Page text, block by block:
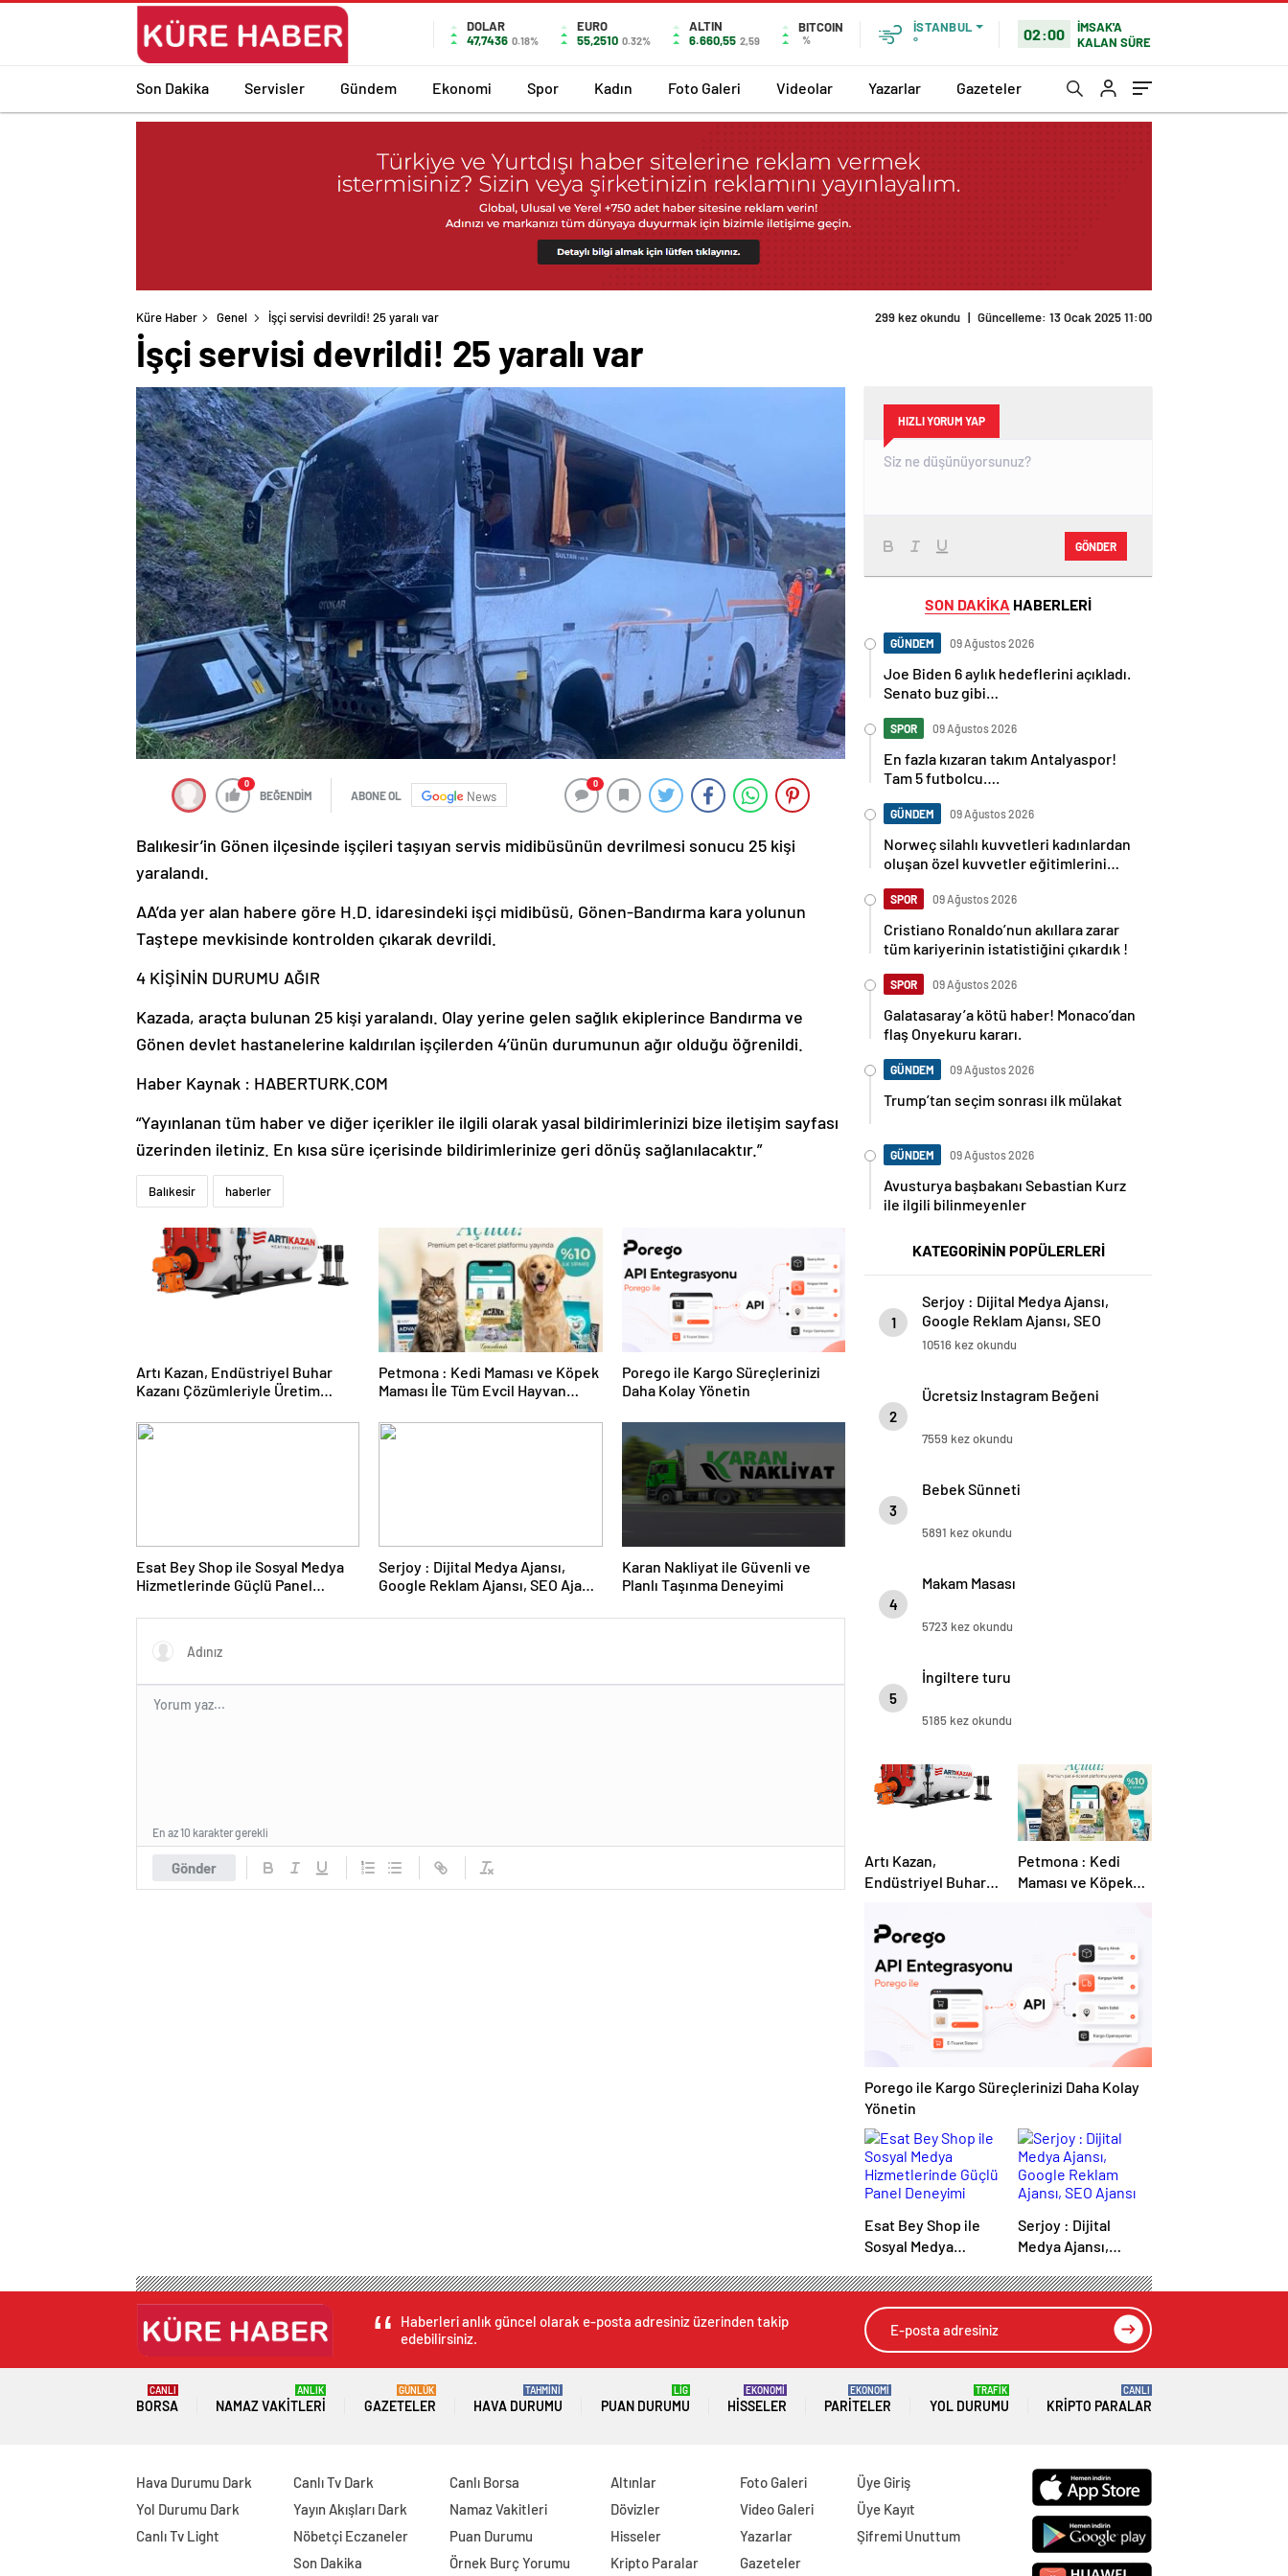
DOLAR
47,7436 0.18%
EURO
55,2510 0.32%
ALTIN
6.660,55 2,59
BITCOIN
%
İSTANBUL
°
02:00
İMSAK'A
KALAN SÜRE
Son Dakika Servisler Gündem Ekonomi Spor Kadın Foto Galeri Videolar Yazarlar Gazeteler
Küre Haber Genel İşçi servisi devrildi! 25 yaralı var 299 kez okundu | Güncelleme: 13 Ocak 2025 11:00
İşçi servisi devrildi! 25 yaralı var
0
BEĞENDİM ABONE OL News
0
Balıkesir’in Gönen ilçesinde işçileri taşıyan servis midibüsünün devrilmesi sonucu 25 kişi
yaralandı.
AA’da yer alan habere göre H.D. idaresindeki işçi midibüsü, Gönen-Bandırma kara yolunun
Taştepe mevkisinde kontrolden çıkarak devrildi.
4 KİŞİNİN DURUMU AĞIR
Kazada, araçta bulunan 25 kişi yaralandı. Olay yerine gelen sağlık ekiplerince Bandırma ve
Gönen devlet hastanelerine kaldırılan işçilerden 4’ünün durumunun ağır olduğu öğrenildi.
Haber Kaynak : HABERTURK.COM
“Yayınlanan tüm haber ve diğer içerikler ile ilgili olarak yasal bildirimlerinizi bize iletişim sayfası
üzerinden iletiniz. En kısa süre içerisinde bildirimlerinize geri dönüş sağlanılacaktır.”
Balıkesir haberler
Artı Kazan, Endüstriyel Buhar
Kazanı Çözümleriyle Üretim
Sunuyor
Petmona : Kedi Maması ve Köpek
Maması İle Tüm Evcil Hayvan
Porego ile Kargo Süreçlerinizi
Daha Kolay Yönetin
Esat Bey Shop ile Sosyal Medya
Hizmetlerinde Güçlü Panel
Serjoy : Dijital Medya Ajansı,
Google Reklam Ajansı, SEO Ajansı
Karan Nakliyat ile Güvenli ve
Planlı Taşınma Deneyimi
Gönder
En az 10 karakter gerekli
HIZLI YORUM YAP
GÖNDER
SON DAKİKA HABERLERİ
GÜNDEM 09 Ağustos 2026
Joe Biden 6 aylık hedeflerini açıkladı.
Senato buz gibi…
SPOR 09 Ağustos 2026
En fazla kızaran takım Antalyaspor!
Tam 5 futbolcu….
GÜNDEM 09 Ağustos 2026
Norweç silahlı kuvvetleri kadınlardan
oluşan özel kuvvetler eğitimlerini
SPOR 09 Ağustos 2026
Cristiano Ronaldo’nun akıllara zarar
tüm kariyerinin istatistiğini çıkardık !
SPOR 09 Ağustos 2026
Galatasaray’a kötü haber! Monaco’dan
flaş Onyekuru kararı.
GÜNDEM 09 Ağustos 2026
Trump’tan seçim sonrası ilk mülakat
GÜNDEM 09 Ağustos 2026
Avusturya başbakanı Sebastian Kurz
ile ilgili bilinmeyenler
KATEGORİNİN POPÜLERLERİ
1
Serjoy : Dijital Medya Ajansı,
Google Reklam Ajansı, SEO
Ajansı ve Web Tasarım Ajansı
10516 kez okundu
2
Ücretsiz Instagram Beğeni
7559 kez okundu
3
Bebek Sünneti
5891 kez okundu
4
Makam Masası
5723 kez okundu
5
İngiltere turu
5185 kez okundu
Artı Kazan,
Endüstriyel Buhar
Çözümleriyle
Üretim Tesislerine
Verimli Sistemler
Sunuyor
Petmona : Kedi
Maması ve Köpek
Porego ile Kargo Süreçlerinizi Daha Kolay
Yönetin
Esat Bey Shop ile
Sosyal Medya
Güçlü Panel
Deneyimi
Serjoy : Dijital
Medya Ajansı,
Ajansı, SEO Ajansı
ve Web Tasarım
Haberleri anlık güncel olarak e-posta adresiniz üzerinden takip
edebilirsiniz.
BORSA
CANLI
NAMAZ VAKITLERI
ANLIK
GAZETELER
GÜNLÜK
HAVA DURUMU
TAHMİNİ
PUAN DURUMU
LİG
HISSELER
EKONOMİ
PARITELER
EKONOMİ
YOL DURUMU
TRAFİK
KRIPTO PARALAR
CANLI
Hava Durumu Dark
Yol Durumu Dark
Canlı Tv Light
Canlı Tv Dark
Yayın Akışları Dark
Nöbetçi Eczaneler
Son Dakika
Canlı Borsa
Namaz Vakitleri
Puan Durumu
Örnek Burç Yorumu
Altınlar
Dövizler
Hisseler
Kripto Paralar
Foto Galeri
Video Galeri
Yazarlar
Gazeteler
Üye Giriş
Üye Kayıt
Şifremi Unuttum